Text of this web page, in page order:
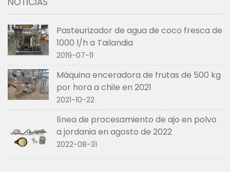
Pasteurizador de agua de coco fresca de
1000 l/h a Tailandia
2019-07-11
Máquina enceradora de frutas de 500 kg
por hora a chile en 2021
2021-10-22
línea de procesamiento de ajo en polvo
a jordania en agosto de 2022
2022-08-31